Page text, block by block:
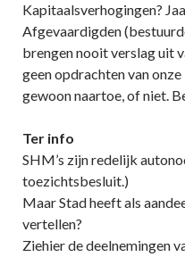
Kapitaalsverhogingen?
Afgevaardigden
brengen nooit verslag uit
geen opdrachten van
gewoon naartoe, of niet.
Ter info
SHM’s zijn redelijk
toezichtsbesluit.)
Maar Stad heeft als
vertellen?
Ziehier de deelnemingen